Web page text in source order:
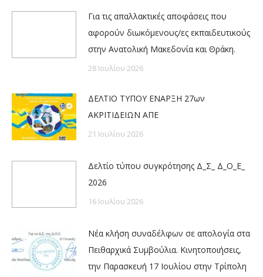
Για τις απαλλακτικές αποφάσεις που
αφορούν διωκόμενους/ες εκπαιδευτικούς
στην Ανατολική Μακεδονία και Θράκη.
28 Ιουλίου 2026
ΔΕΛΤΙΟ ΤΥΠΟΥ ΕΝΑΡΞΗ 27ων
ΑΚΡΙΤΙΔΕΙΩΝ ΑΠΕ
21 Ιουλίου 2026
Δελτίο τύπου συγκρότησης Δ_Σ_ Δ_Ο_Ε_
2026
16 Ιουλίου 2026
Νέα κλήση συναδέλφων σε απολογία στα
Πειθαρχικά Συμβούλια. Κινητοποιήσεις,
την Παρασκευή 17 Ιουλίου στην Τρίπολη